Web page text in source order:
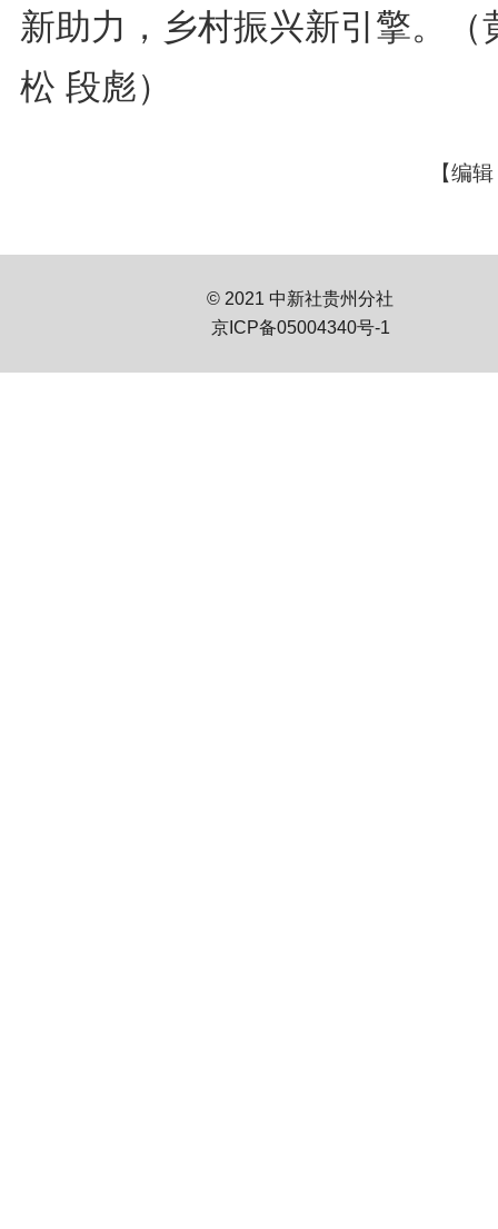
新助力，乡村振兴新引擎。（
松 段彪）
【编
© 2021 中新社贵州分社
京ICP备05004340号-1